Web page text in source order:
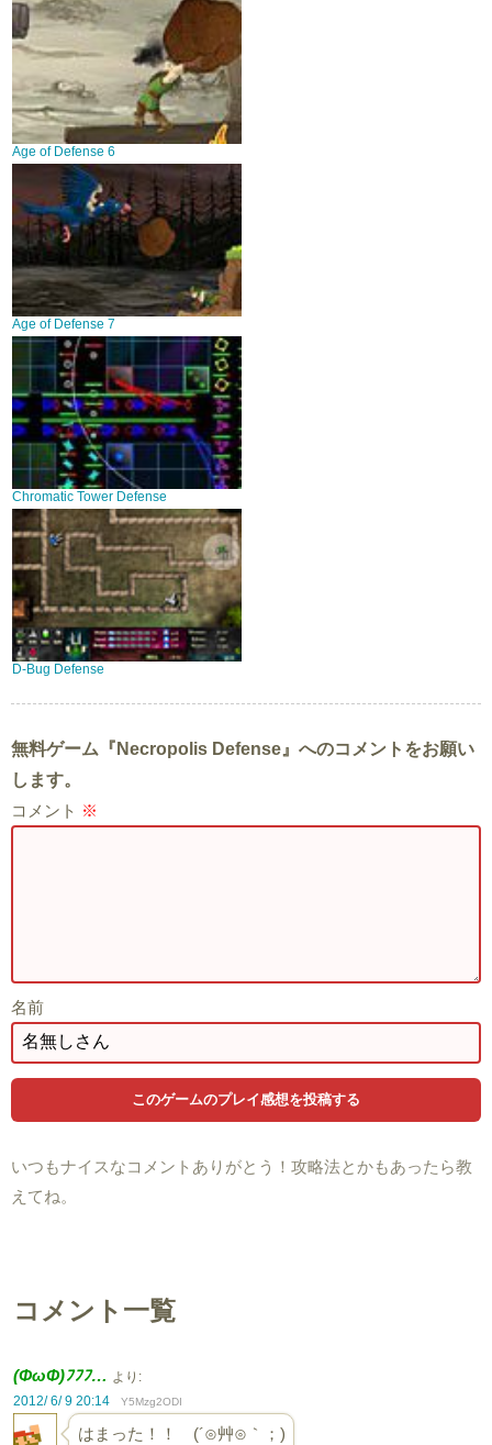
Age of Defense 6
Age of Defense 7
Chromatic Tower Defense
D-Bug Defense
無料ゲーム『Necropolis Defense』へのコメントをお願い
します。
コメント ※
名前
いつもナイスなコメントありがとう！攻略法とかもあったら教
えてね。
コメント一覧
(ΦωΦ)ﾌﾌﾌ… より:
2012/ 6/ 9 20:14
Y5Mzg2ODI
はまった！！ (´⊙艸⊙｀；)